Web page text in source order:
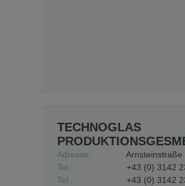
TECHNOGLAS
Adresse:
Arnsteinstraße
Tel.:
+43 (0) 3142
Tel.:
+43 (0) 3142